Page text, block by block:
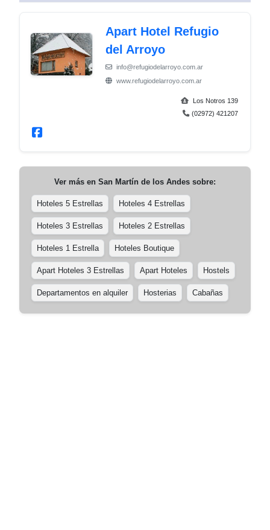
Apart Hotel Refugio
del Arroyo
info@refugiodelarroyo.com.ar
www.refugiodelarroyo.com.ar
Los Notros 139
(02972) 421207
Ver más en San Martín de los Andes sobre:
Hoteles 5 Estrellas Hoteles 4 Estrellas
Hoteles 3 Estrellas Hoteles 2 Estrellas
Hoteles 1 Estrella Hoteles Boutique
Apart Hoteles 3 Estrellas Apart Hoteles Hostels
Departamentos en alquiler Hosterias Cabañas